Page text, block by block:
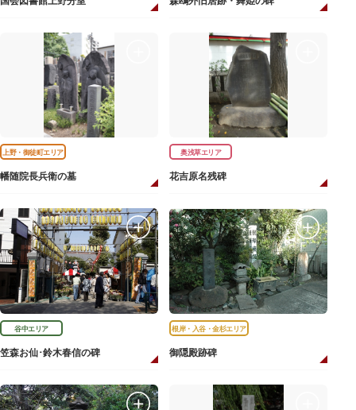
上野・御徒町エリア
幡随院長兵衛の墓
奥浅草エリア
花吉原名残碑
谷中エリア
笠森お仙･鈴木春信の碑
根岸・入谷・金杉エリア
御隠殿跡碑